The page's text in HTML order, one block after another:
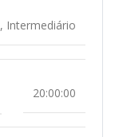
, Intermediário
20:00:00